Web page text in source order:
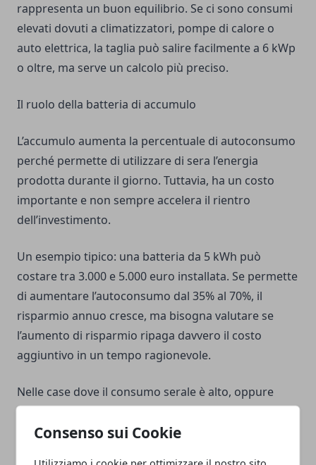
Consenso sui Cookie
rappresenta un buon equilibrio. Se ci sono consumi
elevati dovuti a climatizzatori, pompe di calore o
auto elettrica, la taglia può salire facilmente a 6 kWp
o oltre, ma serve un calcolo più preciso.
Il ruolo della batteria di accumulo
L’accumulo aumenta la percentuale di autoconsumo
perché permette di utilizzare di sera l’energia
prodotta durante il giorno. Tuttavia, ha un costo
importante e non sempre accelera il rientro
dell’investimento.
Un esempio tipico: una batteria da 5 kWh può
costare tra 3.000 e 5.000 euro installata. Se permette
di aumentare l’autoconsumo dal 35% al 70%, il
risparmio annuo cresce, ma bisogna valutare se
l’aumento di risparmio ripaga davvero il costo
aggiuntivo in un tempo ragionevole.
Nelle case dove il consumo serale è alto, oppure
dove si usa una pompa di calore, l’accumulo può
diventare più interessante. Nelle case con consumi